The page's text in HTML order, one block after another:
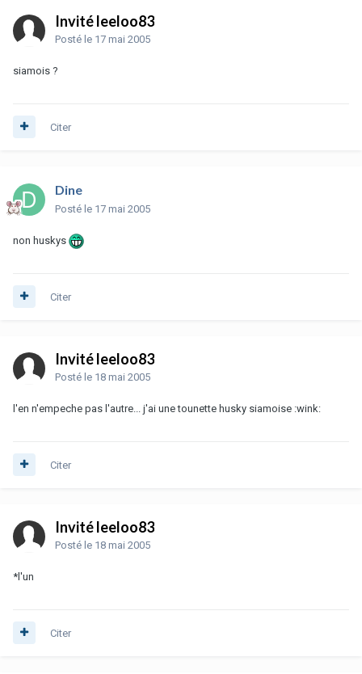
Invité leeloo83
Posté le 17 mai 2005
siamois ?
Citer
Dine
Posté le 17 mai 2005
non huskys
Citer
Invité leeloo83
Posté le 18 mai 2005
l'en n'empeche pas l'autre... j'ai une tounette husky siamoise :wink:
Citer
Invité leeloo83
Posté le 18 mai 2005
*l'un
Citer